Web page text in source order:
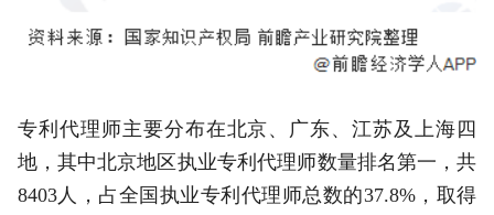
专利代理师主要分布在北京、广东、江苏及上海四
地，其中北京地区执业专利代理师数量排名第一，共
8403人，占全国执业专利代理师总数的37.8%，取得